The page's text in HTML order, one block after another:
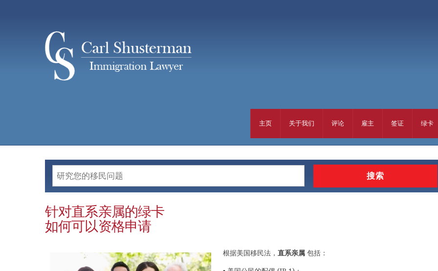
主页 关于我们 评论 雇主 签证 绿卡
针对直系亲属的绿卡
如何可以资格申请
根据美国移民法， 直系亲属 包括：